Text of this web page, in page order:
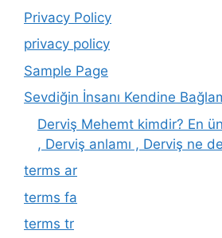
Privacy Policy
privacy policy
Sample Page
Sevdiğin İnsanı Kendine
Derviş Mehemt kimdir? En
, Derviş anlamı , Derviş ne
terms ar
terms fa
terms tr